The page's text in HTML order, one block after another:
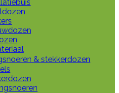
& stekkerdozen